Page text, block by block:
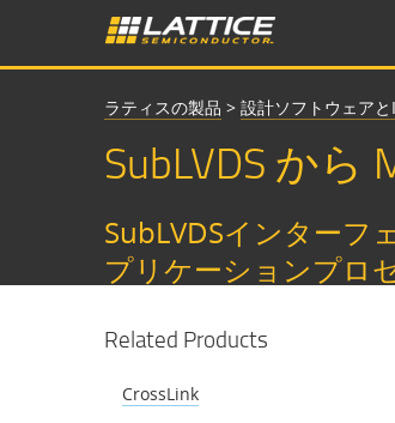
ラティスの製品 > 設計ソフトウェアと
SubLVDS か
SubLVDSインターフ
プリケーションプロ
Related Products
CrossLink